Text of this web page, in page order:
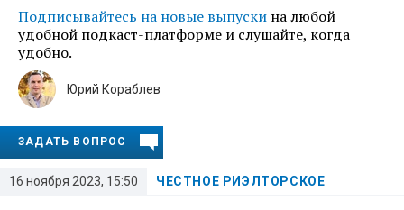
Подписывайтесь на новые выпуски на любой
удобной подкаст-платформе и слушайте, когда
удобно.
16 ноября 2023, 15:50 ЧЕСТНОЕ РИЭЛТОРСКОЕ
Юрий Кораблев
ЗАДАТЬ ВОПРОС